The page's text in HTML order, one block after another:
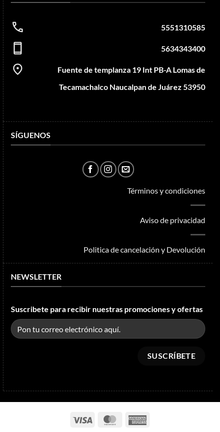
5551310585
5634343400
Fuente de templanza 19 Int PB-A Lomas de
Tecamachalco Naucalpan de Juárez 53950
SÍGUENOS
Términos y condiciones
Aviso de privacidad
Politica de cancelación y Devolución
NEWSLETTER
Suscribete para recibir nuestras promociones y ofertas
Visa MasterCard